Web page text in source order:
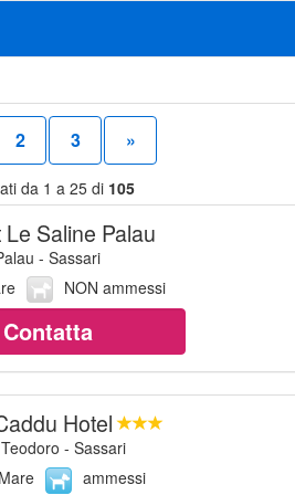
2 3 »
da 1 a 25 di 105
Saline Palau
- Sassari
NON ammessi
Contatta
Hotel
- Sassari
Mare
ammessi